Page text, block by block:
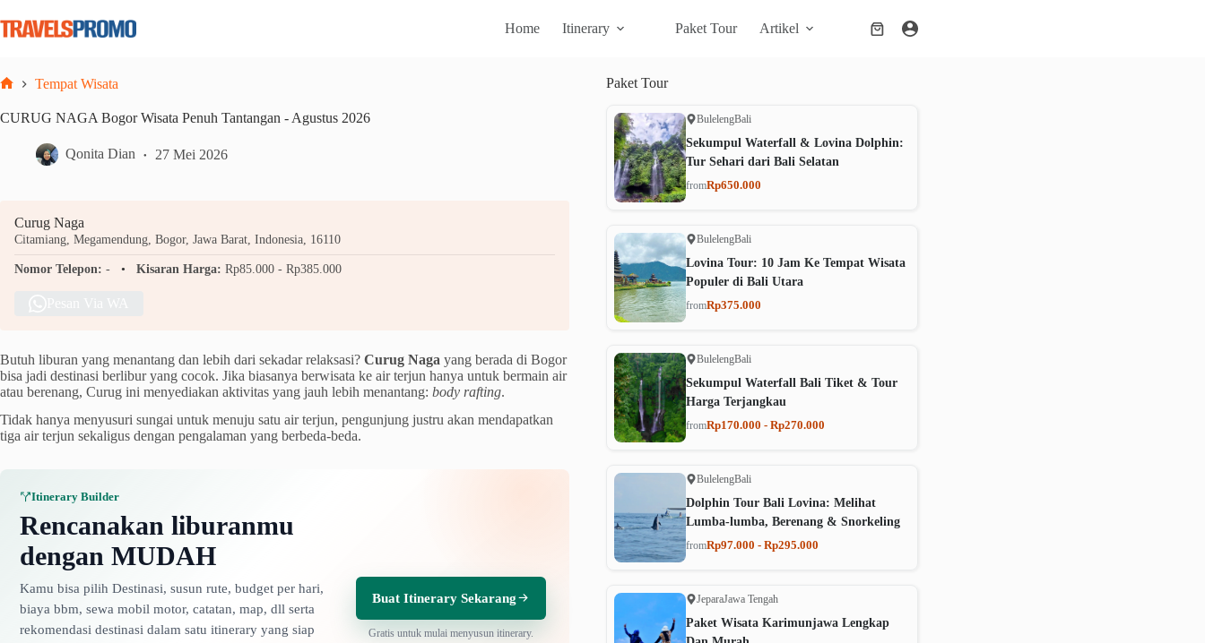
to
content
Home Itinerary Paket Tour Artikel
Shopping
Tempat Wisata
CURUG NAGA Bogor Wisata Penuh Tantangan - Agustus 2026
Qonita Dian 27 Mei 2026
Curug Naga
Citamiang, Megamendung, Bogor, Jawa Barat, Indonesia, 16110
Nomor Telepon: - Kisaran Harga: Rp85.000 - Rp385.000
Butuh liburan yang menantang dan lebih dari sekadar relaksasi? Curug Naga yang berada di Bogor
bisa jadi destinasi berlibur yang cocok. Jika biasanya berwisata ke air terjun hanya untuk bermain air
atau berenang, Curug ini menyediakan aktivitas yang jauh lebih menantang: body rafting.
Tidak hanya menyusuri sungai untuk menuju satu air terjun, pengunjung justru akan mendapatkan
tiga air terjun sekaligus dengan pengalaman yang berbeda-beda.
Itinerary Builder
Rencanakan liburanmu
dengan MUDAH
Kamu bisa pilih Destinasi, susun rute, budget per hari,
biaya bbm, sewa mobil motor, catatan, map, dll serta
rekomendasi destinasi dalam satu itinerary yang siap
Buat Itinerary Sekarang
Gratis untuk mulai menyusun itinerary.
Paket Tour
BulelengBali
Sekumpul Waterfall & Lovina Dolphin:
Tur Sehari dari Bali Selatan
fromRp650.000
BulelengBali
Lovina Tour: 10 Jam Ke Tempat Wisata
Populer di Bali Utara
fromRp375.000
BulelengBali
Sekumpul Waterfall Bali Tiket & Tour
Harga Terjangkau
fromRp170.000 - Rp270.000
BulelengBali
Dolphin Tour Bali Lovina: Melihat
Lumba-lumba, Berenang & Snorkeling
fromRp97.000 - Rp295.000
JeparaJawa Tengah
Paket Wisata Karimunjawa Lengkap